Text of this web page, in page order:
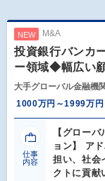
NEW M&A
投資銀行バンカ
ー領域◆幅広い
大手グローバル金融機
1000万円～1999万円
仕事
内容
【グロー
ョン】 ア
担い、社会
クトに貢献